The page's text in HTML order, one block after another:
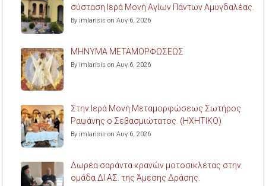
σύσταση Ιερά Μονή Αγίων Πάντων Αμυγδαλέας.
By imlarisis on Αυγ 6, 2026
ΜΗΝΥΜΑ ΜΕΤΑΜΟΡΦΩΣΕΩΣ
By imlarisis on Αυγ 6, 2026
Στην Ιερά Μονή Μεταμορφώσεως Σωτήρος
Ραψάνης ο Σεβασμιώτατος. (ΗΧΗΤΙΚΟ)
By imlarisis on Αυγ 6, 2026
Δωρέα σαράντα κρανών μοτοσικλέτας στην
ομάδα ΔΙ.ΑΣ. της Άμεσης Δράσης.